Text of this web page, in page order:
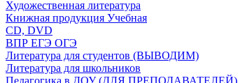
Художественная литература
Книжная продукция Учебная
CD, DVD
ВПР ЕГЭ ОГЭ
Литература для студентов (ВЫВОДИМ)
Литература для школьников
Педагогика в ДОУ (ДЛЯ ПРЕПОДАВАТЕЛЕЙ)